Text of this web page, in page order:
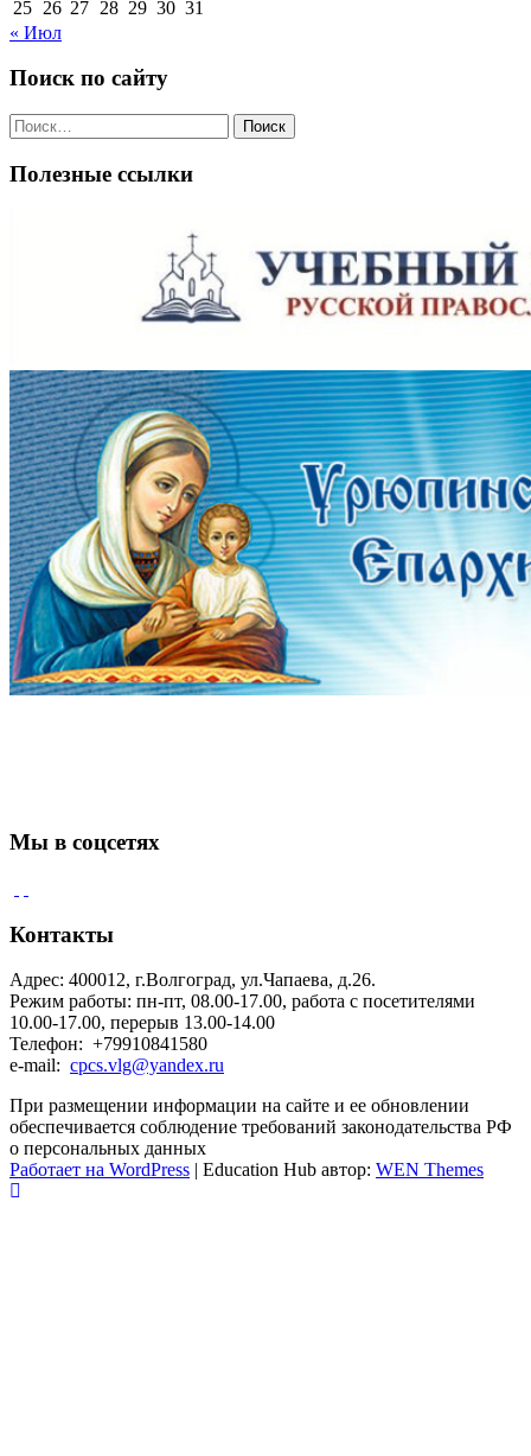
25 26 27 28 29 30 31
« Июл
Поиск по сайту
Поиск
по:
Полезные ссылки
Мы в соцсетях
Контакты
Адрес: 400012, г.Волгоград, ул.Чапаева, д.26.
Режим работы: пн-пт, 08.00-17.00, работа с посетителями
10.00-17.00, перерыв 13.00-14.00
Телефон: +79910841580
e-mail: cpcs.vlg@yandex.ru
При размещении информации на сайте и ее обновлении
обеспечивается соблюдение требований законодательства РФ
о персональных данных
Работает на WordPress | Education Hub автор: WEN Themes